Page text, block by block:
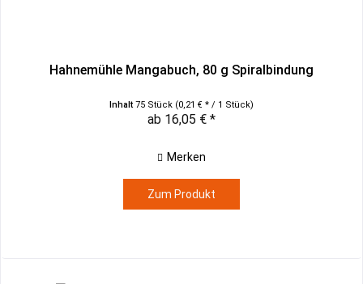
Hahnemühle Mangabuch, 80 g Spiralbindung
Inhalt75 Stück (0,21 € * / 1 Stück)
ab 16,05 € *
Merken
Zum Produkt